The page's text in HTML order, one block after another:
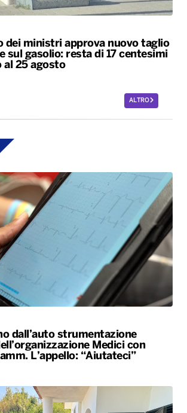
dei ministri approva nuovo taglio
sul gasolio: resta di 17 centesimi
al 25 agosto
ALTRO
dall’auto strumentazione
Medici con
L’appello: “Aiutateci”